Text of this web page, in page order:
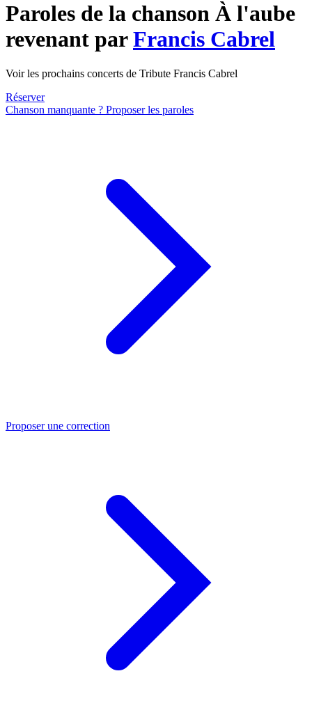
Paroles de la chanson À l'aube
revenant parFrancis Cabrel
Voir les prochains concerts de Tribute Francis Cabrel
Réserver
Chanson manquante ? Proposer les paroles
Proposer une correction